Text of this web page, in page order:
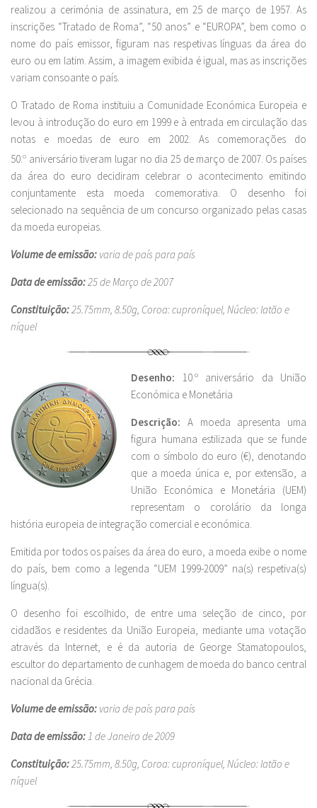
realizou a cerimónia de assinatura, em 25 de março de 1957. As
inscrições “Tratado de Roma”, “50 anos” e “EUROPA”, bem como o
nome do país emissor, figuram nas respetivas línguas da área do
euro ou em latim. Assim, a imagem exibida é igual, mas as inscrições
variam consoante o país.
O Tratado de Roma instituiu a Comunidade Económica Europeia e
levou à introdução do euro em 1999 e à entrada em circulação das
notas e moedas de euro em 2002. As comemorações do
50. o aniversário tiveram lugar no dia 25 de março de 2007. Os países
da área do euro decidiram celebrar o acontecimento emitindo
conjuntamente esta moeda comemorativa. O desenho foi
selecionado na sequência de um concurso organizado pelas casas
da moeda europeias.
Volume de emissão: varia de país para país
Data de emissão: 25 de Março de 2007
Constituição: 25.75mm, 8.50g, Coroa: cuproníquel, Núcleo: latão e
níquel
Desenho: 10.º aniversário da União
Económica e Monetária
Descrição: A moeda apresenta uma
figura humana estilizada que se funde
com o símbolo do euro (€), denotando
que a moeda única e, por extensão, a
União Económica e Monetária (UEM)
representam o corolário da longa
história europeia de integração comercial e económica.
Emitida por todos os países da área do euro, a moeda exibe o nome
do país, bem como a legenda “UEM 1999-2009” na(s) respetiva(s)
língua(s).
O desenho foi escolhido, de entre uma seleção de cinco, por
cidadãos e residentes da União Europeia, mediante uma votação
através da Internet, e é da autoria de George Stamatopoulos,
escultor do departamento de cunhagem de moeda do banco central
nacional da Grécia.
Volume de emissão: varia de país para país
Data de emissão: 1 de Janeiro de 2009
Constituição: 25.75mm, 8.50g, Coroa: cuproníquel, Núcleo: latão e
níquel